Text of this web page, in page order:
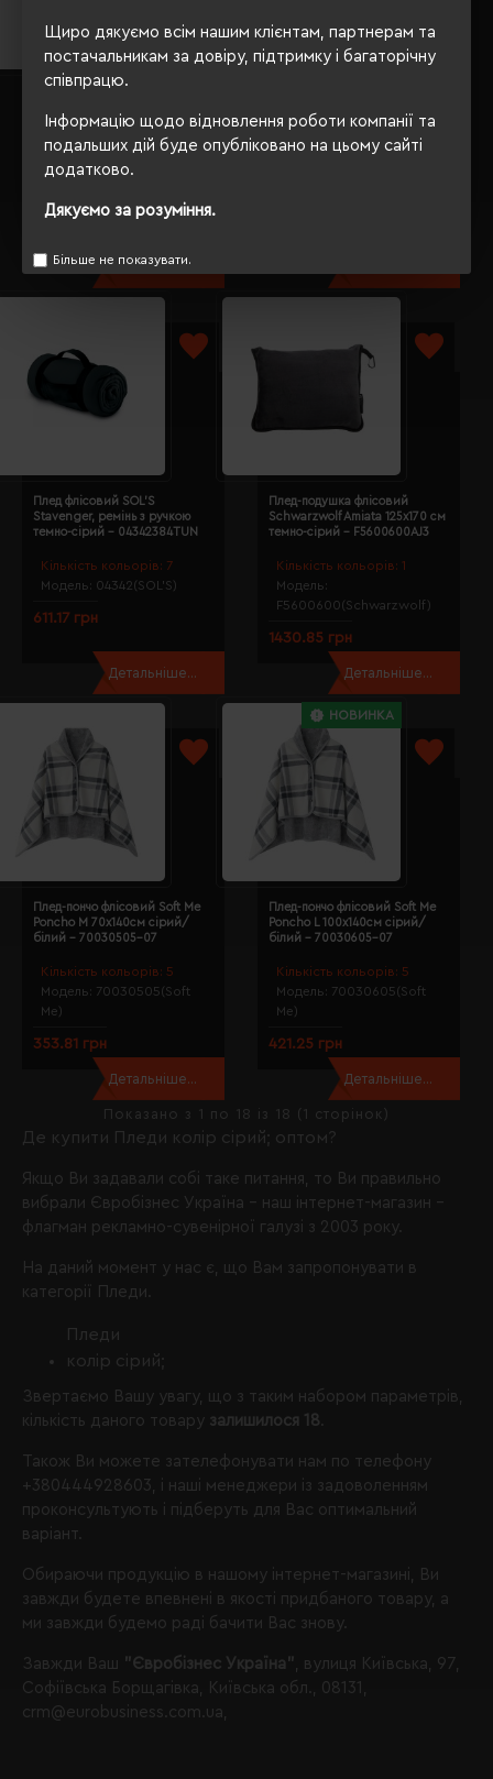
Щиро дякуємо всім нашим клієнтам, партнерам та
постачальникам за довіру, підтримку і багаторічну
співпрацю.
Інформацію щодо відновлення роботи компанії та
подальших дій буде опубліковано на цьому сайті
додатково.
Дякуємо за розуміння.
Більше не показувати.
Де купити Пледи колір сірий; оптом?
Якщо Ви задавали собі таке питання, то Ви правильно
вибрали Євробізнес Україна - наш інтернет-магазин -
флагман рекламно-сувенірної галузі з 2003 року.
На даний момент у нас є, що Вам запропонувати в
категорії Пледи.
Пледи
колір сірий;
Звертаємо Вашу увагу, що з таким набором параметрів,
кількість даного товару залишилося 18
Також Ви можете зателефонувати нам по телефону
+380444928603 , і наші менеджери із задоволенням
проконсультують і підберуть для Вас оптимальний
варіант.
Обираючи продукцію в нашому інтернет-магазині, Ви
завжди будете впевнені в якості придбаного товару, а
ми завжди будемо раді бачити Вас знову.
Завжди Ваш "Євробізнес Україна"
, вулиця Київська, 97,
Софіївська Борщагівка, Київська обл., 08131,
crm@eurobusiness.com.ua,
Модель:
70030305(Soft
130х180см сірий - 70030305-
07
Детальніше...
130х180см сірий - 70030405-
07
Кількість кольорів: 7
Модель: 04342(SOL’S)
Плед флісовий SOL’S
Stavenger, ремінь з ручкою
темно-сірий - 04342384TUN
611.17 грн
Детальніше...
Кількість кольорів: 1
Модель:
F5600600(Schwarzwolf)
Плед-подушка флісовий
Schwarzwolf Amiata 125х170 см
темно-сірий - F5600600AJ3
1430.85 грн
Детальніше...
Кількість кольорів: 5
Модель: 70030505(Soft
Me)
Плед-пончо флісовий Soft Me
Poncho M 70х140см сірий/
білий - 70030505-07
353.81 грн
Детальніше...
НОВИНКА
Кількість кольорів: 5
Модель: 70030605(Soft
Me)
Плед-пончо флісовий Soft Me
Poncho L 100х140см сірий/
білий - 70030605-07
421.25 грн
Детальніше...
Показано з 1 по 18 із 18 (1 сторінок)